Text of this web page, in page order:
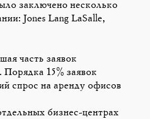
заключено несколько
Jones Lang LaSalle,
часть заявок
15% заявок
спрос на аренду офисов
бизнес-центрах